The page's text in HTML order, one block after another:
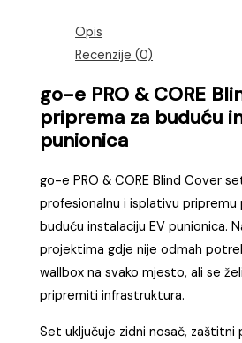
Opis
Recenzije (0)
go-e PRO & CORE
priprema za buduću
punionica
go-e PRO & CORE Blind Cover
profesionalnu i isplativu pripremu
buduću instalaciju EV punionica.
projektima gdje nije odmah
wallbox na svako mjesto, ali se
pripremiti infrastruktura.
Set uključuje zidni nosač, zaštitni